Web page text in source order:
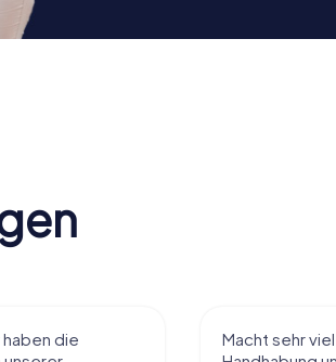
Macht sehr viel Spaß, einfache